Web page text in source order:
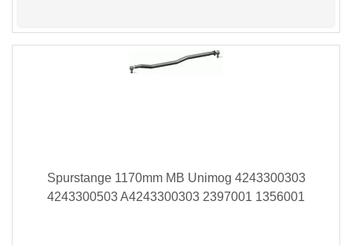
Spurstange 1170mm MB Unimog 4243300303
4243300503 A4243300303 2397001 1356001